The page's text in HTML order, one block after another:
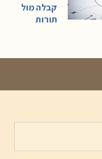
קבלה מול
תורות